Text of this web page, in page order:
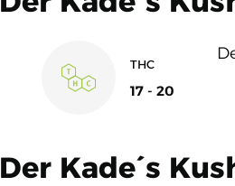
THC
17 - 20
Der Kade´s